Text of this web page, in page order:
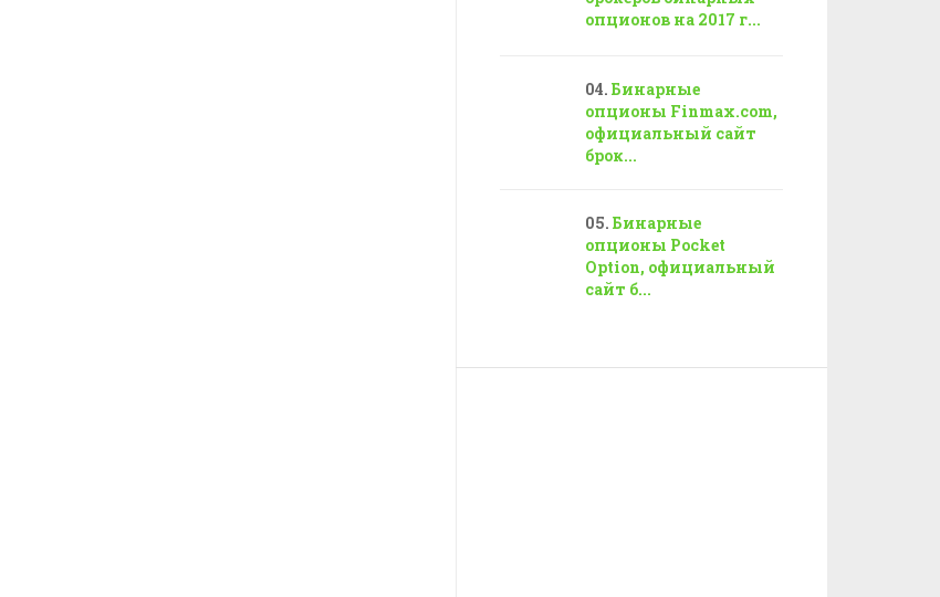
опционов на 2017 г...
Бинарные
опционы Finmax.com,
официальный сайт
брок...
Бинарные
опционы Pocket
Option, официальный
сайт б...